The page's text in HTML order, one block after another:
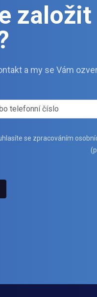
a my se Vám
se zpracováním